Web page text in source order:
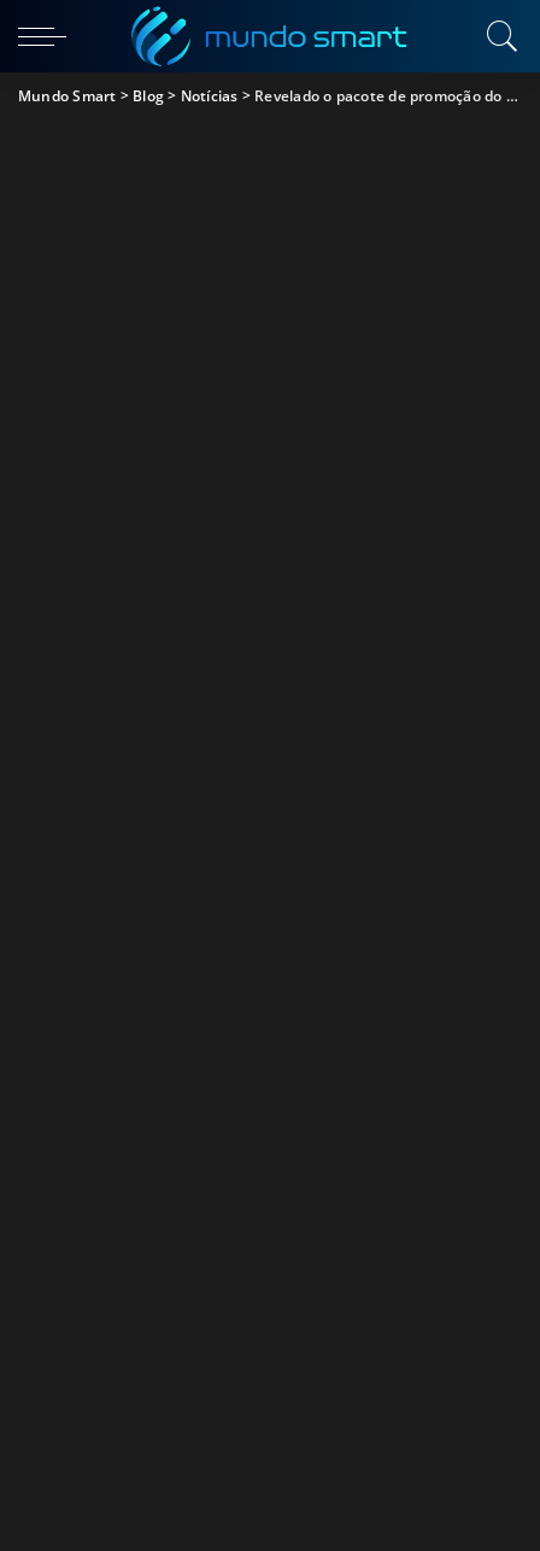
Mundo Smart > Blog> Notícias > Revelado o pacote de promoção do OnePlus 8 Pro antes do seu evento oficial